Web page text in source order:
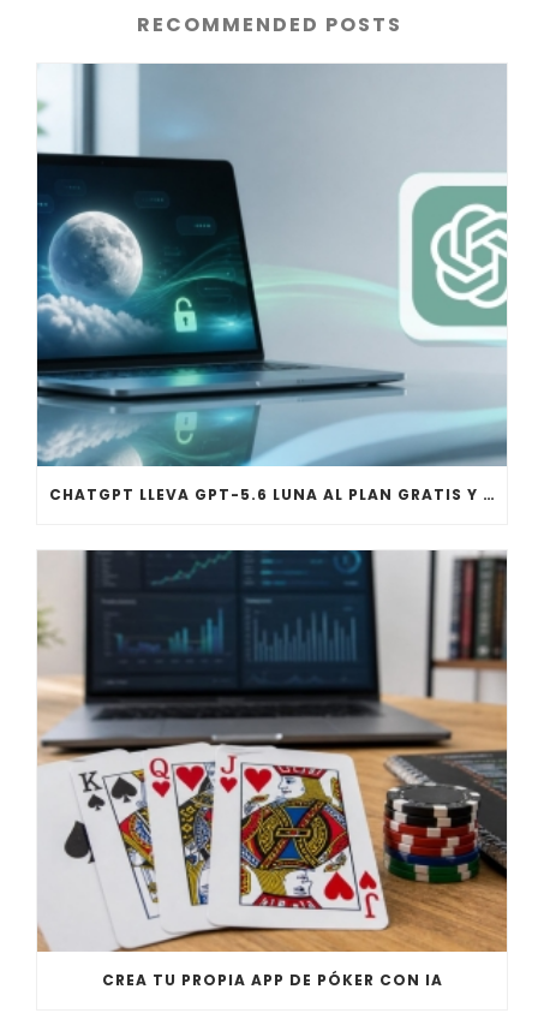
RECOMMENDED POSTS
CHATGPT LLEVA GPT-5.6 LUNA AL PLAN GRATIS Y AFINA SOL PARA PLUS Y PRO
CREA TU PROPIA APP DE PÓKER CON IA